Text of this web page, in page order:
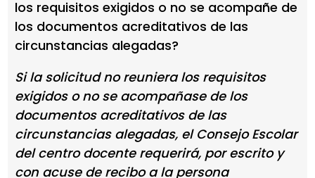
los requisitos exigidos o no se acompañe de
los documentos acreditativos de las
circunstancias alegadas?
Si la solicitud no reuniera los requisitos
exigidos o no se acompañase de los
documentos acreditativos de las
circunstancias alegadas, el Consejo Escolar
del centro docente requerirá, por escrito y
con acuse de recibo a la persona